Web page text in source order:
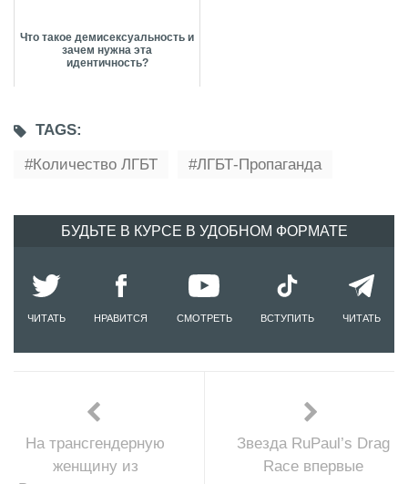
Что такое демисексуальность и
зачем нужна эта
идентичность?
TAGS:
Количество ЛГБТ
ЛГБТ-Пропаганда
БУДЬТЕ В КУРСЕ В УДОБНОМ ФОРМАТЕ
ЧИТАТЬ НРАВИТСЯ СМОТРЕТЬ ВСТУПИТЬ ЧИТАТЬ
На трансгендерную
женщину из
Звезда RuPaul’s Drag
Race впервые